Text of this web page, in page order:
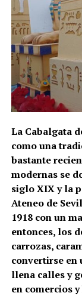
La Cabalgata
como una
bastante
modernas se
siglo XIX y la
Ateneo de
1918 con un
entonces, los
carrozas,
convertirse en
llena calles y
en comercios